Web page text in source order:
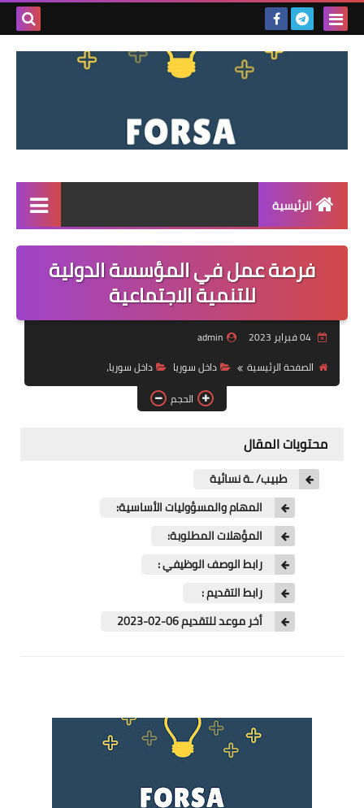
بحث
الرئيسية
القائمة
مناقصات
فرص عمل داخل سوريا
فرص عمل في العراق
فرص عمل في اليمن
فرصة عمل في المؤسسة الدولية
للتنمية الاجتماعية
04 فبراير 2023
admin
الصفحة الرئيسية
داخل سوريا
داخل سوريا،
الحجم
محتويات المقال
طبيب/ ـة نسائية
المهام والمسؤوليات الأساسية:
المؤهلات المطلوبة:
رابط الوصف الوظيفي :
رابط التقديم :
أخر موعد للتقديم 06-02-2023